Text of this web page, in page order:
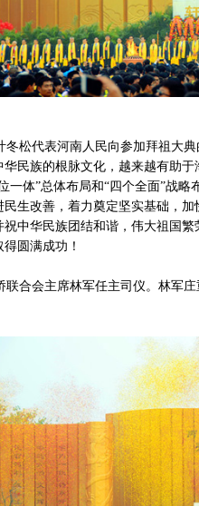
松代表河南人民向参加拜祖大
民族的根脉文化，越来越有助
一体”总体布局和“四个全面”战
生改善，着力奠定坚实基础，
中华民族团结和谐，伟大祖国
圆满成功！
合会主席林军任主司仪。林军庄